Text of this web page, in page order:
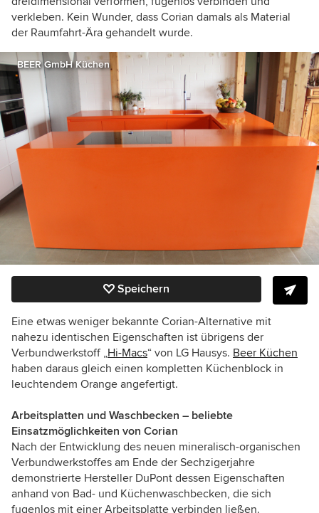
verkleben. Kein Wunder, dass Corian damals als Material
der Raumfahrt-Ära gehandelt wurde.
BEER GmbH Küchen
Speichern
Eine etwas weniger bekannte Corian-Alternative mit
nahezu identischen Eigenschaften ist übrigens der
Verbundwerkstoff „Hi-Macs“ von LG Hausys. Beer Küchen
haben daraus gleich einen kompletten Küchenblock in
leuchtendem Orange angefertigt.
Arbeitsplatten und Waschbecken – beliebte
Einsatzmöglichkeiten von Corian
Nach der Entwicklung des neuen mineralisch-organischen
Verbundwerkstoffes am Ende der Sechzigerjahre
demonstrierte Hersteller DuPont dessen Eigenschaften
anhand von Bad- und Küchenwaschbecken, die sich
fugenlos mit einer Arbeitsplatte verbinden ließen.